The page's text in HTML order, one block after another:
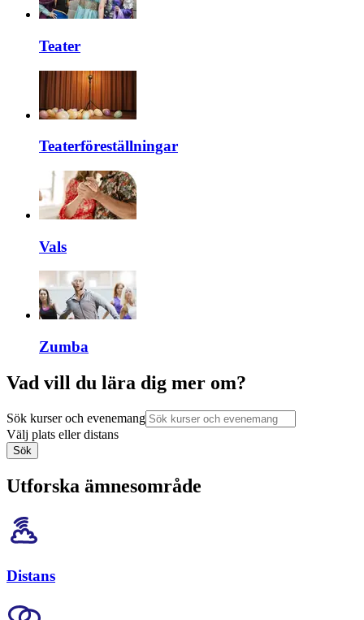
Teater
Teaterföreställningar
Vals
Zumba
Vad vill du lära dig mer om?
Sök kurser och evenemang
Välj plats eller distans
Sök
Utforska ämnesområde
Distans